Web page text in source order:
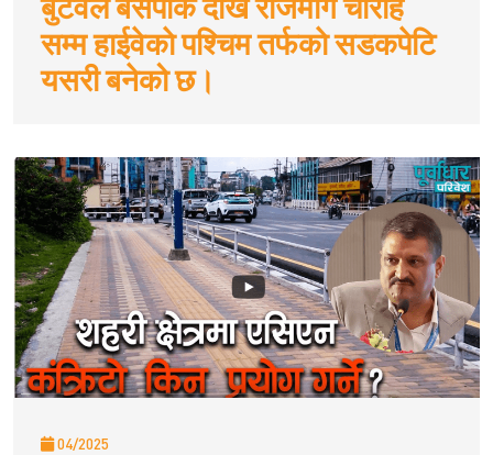
सम्म हाईवेकाे पश्चिम तर्फकाे सडकपेटि
यसरी बनेको छ।
04/2025